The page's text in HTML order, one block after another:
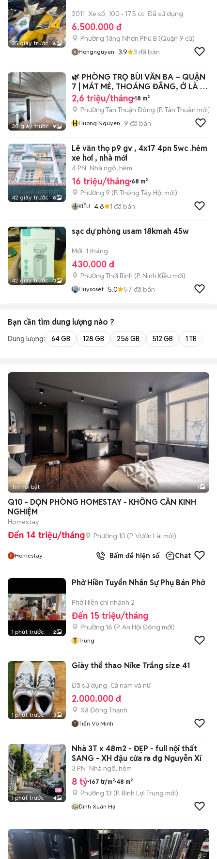
35 giây trước 6
2011 Xe số 100 - 175 cc Đã sử dụng
6.500.000 đ
Phường Tăng Nhơn Phú B (Quận 9 cũ)
Hongnguyen 3.9 3 đã bán
38 giây trước 9
🌿 PHÒNG TRỌ BÙI VĂN BA – QUẬN
7 | MÁT MẺ, THOÁNG ĐÃNG, Ở LÀ MÊ
🏡
2,6 triệu/tháng 18 m²
Phường Tân Thuận Đông (P. Tân Thuận mới)
HHuong Nguyen 9 đã bán
42 giây trước 8
Lê văn thọ p9 gv , 4x17 4pn 5wc .hẻm
xe hơi , nhà mới
4 PN Nhà ngõ, hẻm
16 triệu/tháng 68 m²
Phường 9 (P. Thông Tây Hội mới)
KIỀU 4.8 1 đã bán
42 giây trước 3
sạc dự phòng usam 18kmah 45w
Mới 1 tháng
430.000 đ
Phường Thới Bình (P. Ninh Kiều mới)
Huysoset 5.0 57 đã bán
Bạn cần tìm dung lượng nào ?
Dung lượng: 64 GB 128 GB 256 GB 512 GB 1 TB
Tin nổi bật 1
Q10 - DỌN PHÒNG HOMESTAY - KHÔNG CẦN KINH
NGHIỆM
Homestay
Đến 14 triệu/tháng Phường 10 (P. Vườn Lài mới)
Homestay Bấm để hiện số Chat
1 phút trước 2
Phở Hiền Tuyển Nhân Sự Phụ Bán Phở
Phở Hiền chi nhánh 2
Đến 15 triệu/tháng
Phường 16 (P. An Hội Đông mới)
T Trung
1 phút trước 3
Giày thể thao Nike Trắng size 41
Đã sử dụng Cả nam và nữ
2.000.000 đ
Xã Đông Thạnh
Tiến Võ Minh
1 phút trước 4
Nhà 3T x 48m2 - ĐẸP - full nội thất
SANG - XH đậu cửa ra đg Nguyễn Xí
3 PN Nhà ngõ, hẻm
8 tỷ 167 tr/m² 48 m²
Phường 13 (P. Bình Lợi Trung mới)
Đinh Xuân Hạ